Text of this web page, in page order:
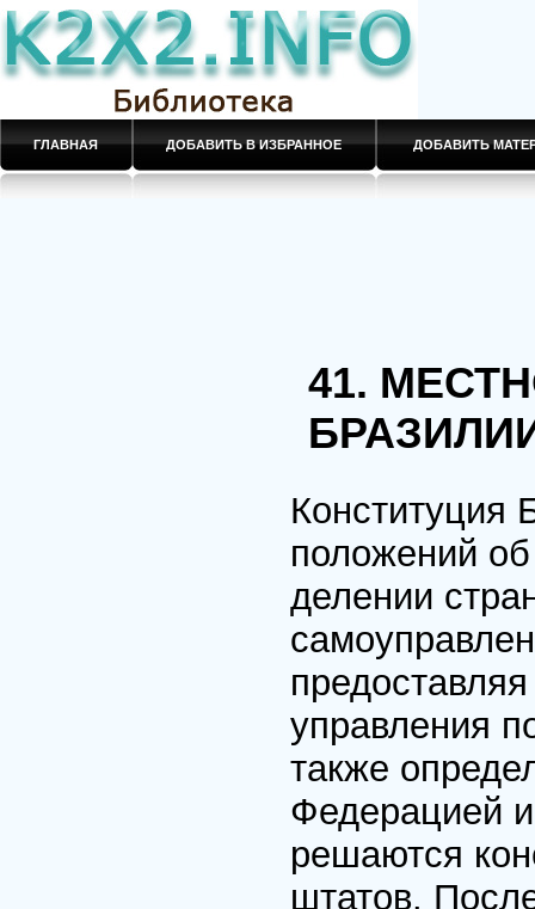
ГЛАВНАЯ ДОБАВИТЬ В ИЗБРАННОЕ ДОБАВИТЬ
41.
Конституция
положений
делении
управления
также
Федерацией
решаются
штатов.